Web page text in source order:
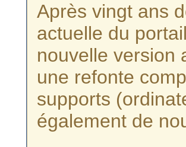
Après vingt ans
actuelle du
nouvelle version
une refonte
supports
également de